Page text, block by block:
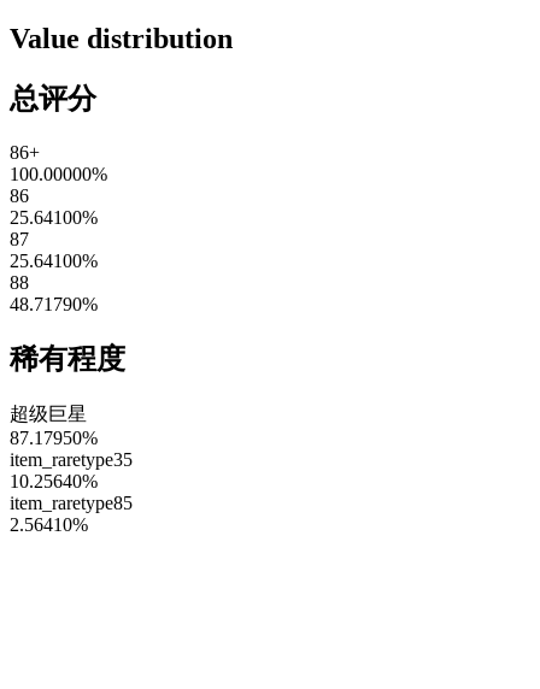
Value distribution
总评分
86+
100.00000%
86
25.64100%
87
25.64100%
88
48.71790%
稀有程度
超级巨星
87.17950%
item_raretype35
10.25640%
item_raretype85
2.56410%